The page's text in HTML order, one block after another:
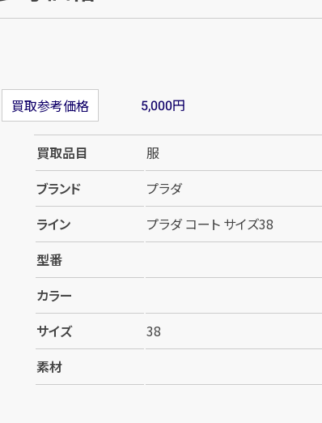
買取参考価格 5,000円
買取品目
服
ブランド
プラダ
ライン
プラダ コート サイズ38
型番
カラー
サイズ
38
素材